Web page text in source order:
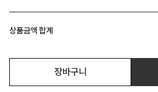
상품금액 합계
장바구니